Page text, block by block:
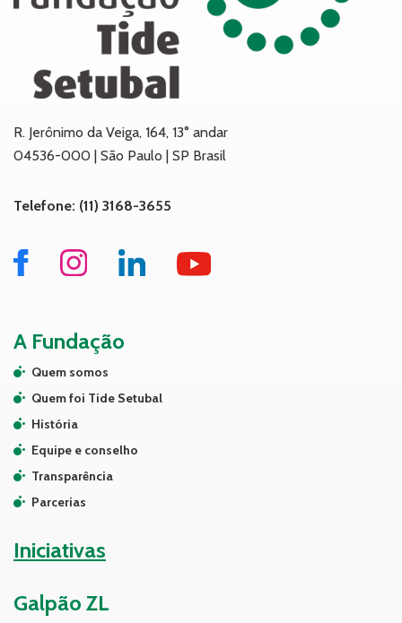
R. Jerônimo da Veiga, 164, 13° andar
04536-000 | São Paulo | SP Brasil
Telefone: (11) 3168-3655
A Fundação
Quem somos
Quem foi Tide Setubal
História
Equipe e conselho
Transparência
Parcerias
Iniciativas
Galpão ZL